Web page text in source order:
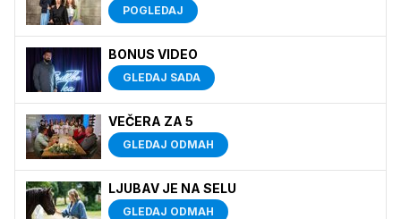
POGLEDAJ
BONUS VIDEO
GLEDAJ SADA
VEČERA ZA 5
GLEDAJ ODMAH
LJUBAV JE NA SELU
GLEDAJ ODMAH